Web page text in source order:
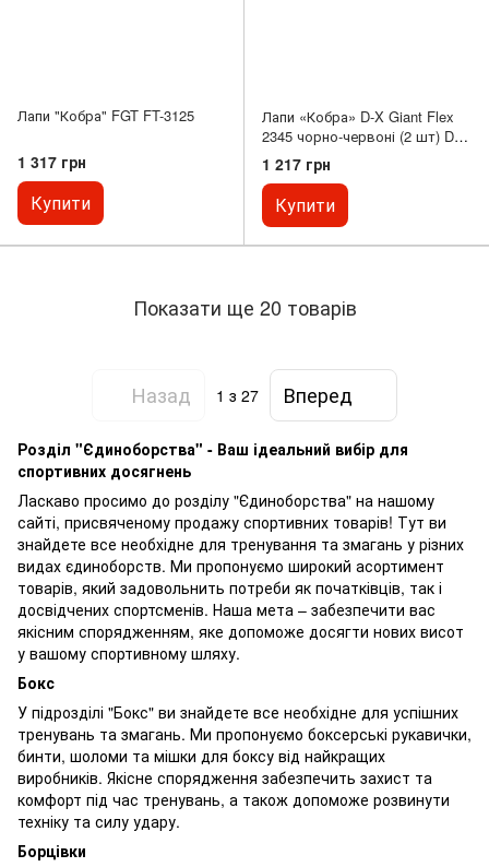
Лапи "Кобра" FGT FT-3125
1 317 грн
Купити
Лапи «Кобра» D-X Giant Flex
2345 чорно-червоні (2 шт) D-
X2345
1 217 грн
Купити
Показати ще 20 товарів
Назад 1 з 27 Вперед
Розділ "Єдиноборства" - Ваш ідеальний вибір для
спортивних досягнень
Ласкаво просимо до розділу "Єдиноборства" на нашому
сайті, присвяченому продажу спортивних товарів! Тут ви
знайдете все необхідне для тренування та змагань у різних
видах єдиноборств. Ми пропонуємо широкий асортимент
товарів, який задовольнить потреби як початківців, так і
досвідчених спортсменів. Наша мета – забезпечити вас
якісним спорядженням, яке допоможе досягти нових висот
у вашому спортивному шляху.
Бокс
У підрозділі "Бокс" ви знайдете все необхідне для успішних
тренувань та змагань. Ми пропонуємо боксерські рукавички,
бинти, шоломи та мішки для боксу від найкращих
виробників. Якісне спорядження забезпечить захист та
комфорт під час тренувань, а також допоможе розвинути
техніку та силу удару.
Борцівки